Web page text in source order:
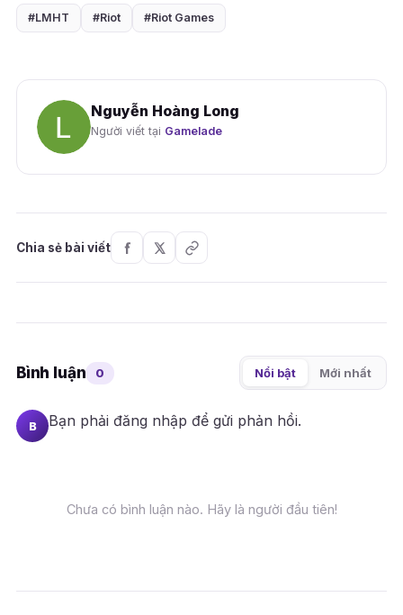
#LMHT #Riot #Riot Games
Nguyễn Hoàng Long
Người viết tại Gamelade
Chia sẻ bài viết
Bình luận 0 Nổi bật Mới nhất
B Bạn phải đăng nhập để gửi phản hồi.
Chưa có bình luận nào. Hãy là người đầu tiên!